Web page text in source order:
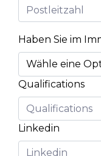
Haben Sie im
Qualifications
Linkedin